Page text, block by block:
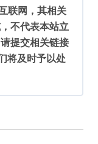
联网，其相关
不代表本站立
提交相关链接
将及时予以处